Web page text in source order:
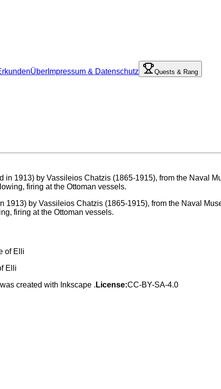
Über Impressum & Datenschutz Quests & Rang
by Vassileios Chatzis (1865-1915), from the Naval
firing at the Ottoman vessels.
Elli
created with Inkscape . License:CC-BY-SA-4.0